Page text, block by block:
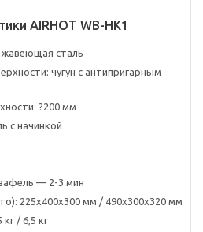
AIRHOT WB-HK1
сталь
чугун с антипригарным
?200 мм
с начинкой
— 2-3 мин
225x400x300 мм / 490x300x320 мм
/ 6,5 кг